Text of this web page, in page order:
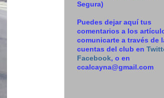
Segura)
Puedes dejar aquí tus
comentarios a los
comunicarte a través de
cuentas del club en
Facebook, o en
ccalcayna@gmail.com